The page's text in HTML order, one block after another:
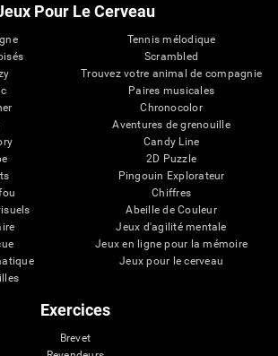
Pour Le Cerveau
Tennis mélodique
Scrambled
Trouvez votre animal de compagnie
Paires musicales
Chronocolor
Aventures de grenouille
Candy Line
2D Puzzle
Pingouin Explorateur
Chiffres
Abeille de Couleur
Jeux d'agilité mentale
Jeux en ligne pour la mémoire
Jeux pour le cerveau
Exercices
Brevet